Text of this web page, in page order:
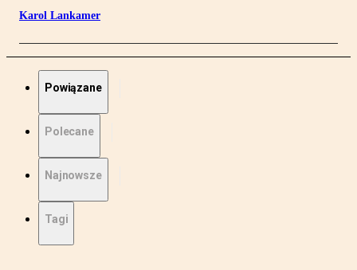
Karol Lankamer
Powiązane
Polecane
Najnowsze
Tagi